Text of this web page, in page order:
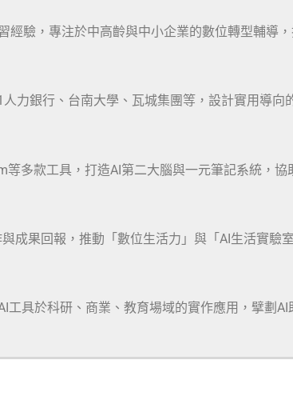
經驗，專注於中高齡與中小企業的數位轉型輔導
力銀行、台南大學、瓦城集團等，設計實用導向
等多款工具，打造AI第二大腦與一元筆記系統，協
成果回報，推動「數位生活力」與「AI生活實驗
工具於科研、商業、教育場域的實作應用，擘劃AI